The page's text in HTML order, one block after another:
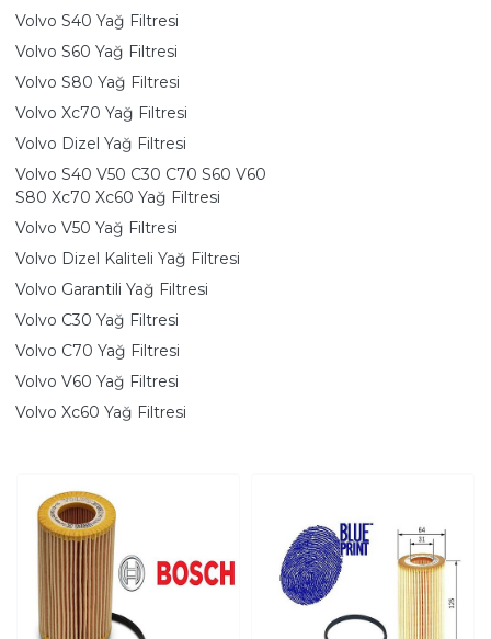
Volvo S40 Yağ Filtresi
Volvo S60 Yağ Filtresi
Volvo S80 Yağ Filtresi
Volvo Xc70 Yağ Filtresi
Volvo Dizel Yağ Filtresi
Volvo S40 V50 C30 C70 S60 V60
S80 Xc70 Xc60 Yağ Filtresi
Volvo V50 Yağ Filtresi
Volvo Dizel Kaliteli Yağ Filtresi
Volvo Garantili Yağ Filtresi
Volvo C30 Yağ Filtresi
Volvo C70 Yağ Filtresi
Volvo V60 Yağ Filtresi
Volvo Xc60 Yağ Filtresi